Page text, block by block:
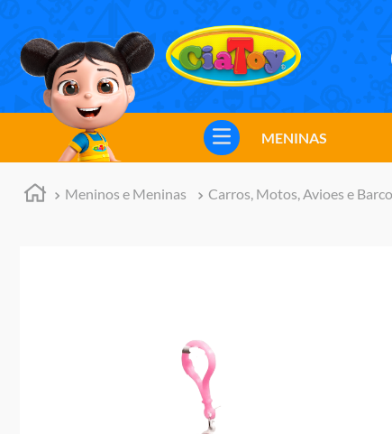
MENINAS
Meninos e Meninas Carros, Motos, Avioes e
TERMOS MAIS BUSCADOS
meninos
marvel legends
barbie